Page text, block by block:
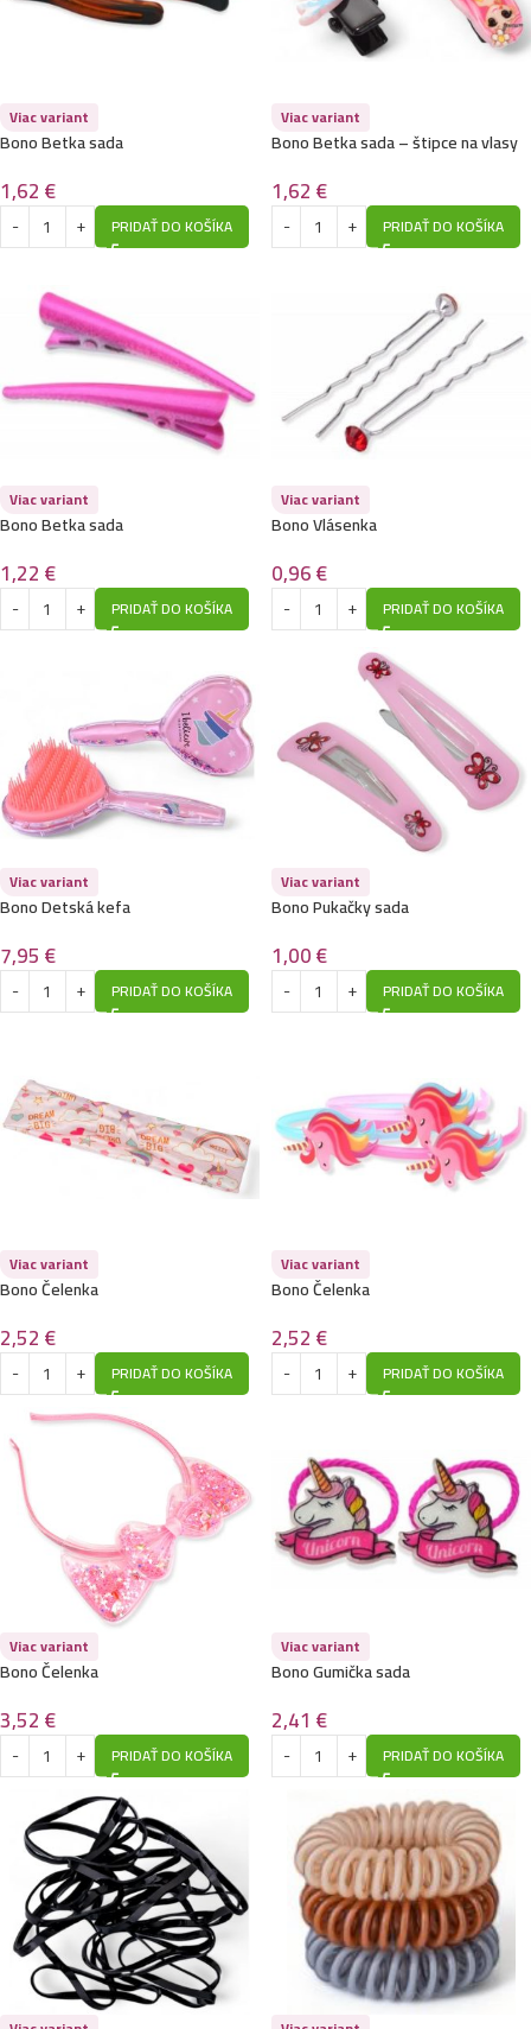
Viac variant
Bono Betka sada
1,62€
PRIDAŤ DO KOŠÍKA
Viac variant
Bono Betka sada – štipce na vlasy
1,62€
PRIDAŤ DO KOŠÍKA
Viac variant
Bono Betka sada
1,22€
PRIDAŤ DO KOŠÍKA
Viac variant
Bono Vlásenka
0,96€
PRIDAŤ DO KOŠÍKA
Viac variant
Bono Detská kefa
7,95€
PRIDAŤ DO KOŠÍKA
Viac variant
Bono Pukačky sada
1,00€
PRIDAŤ DO KOŠÍKA
Viac variant
Bono Čelenka
2,52€
PRIDAŤ DO KOŠÍKA
Viac variant
Bono Čelenka
2,52€
PRIDAŤ DO KOŠÍKA
Viac variant
Bono Čelenka
3,52€
PRIDAŤ DO KOŠÍKA
Viac variant
Bono Gumička sada
2,41 €
PRIDAŤ DO KOŠÍKA